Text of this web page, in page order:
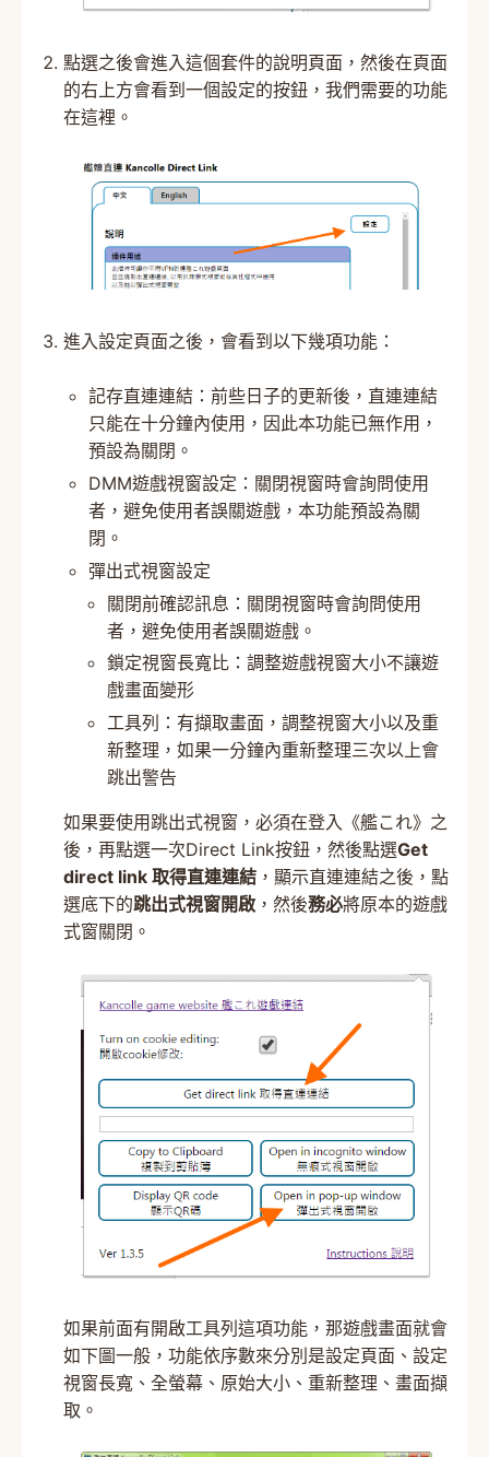
點選之後會進入這個套件的說明頁面，然後在頁面
的右上方會看到一個設定的按鈕，我們需要的功能
在這裡。
進入設定頁面之後，會看到以下幾項功能：
記存直連連結：前些日子的更新後，直連連結
只能在十分鐘內使用，因此本功能已無作用，
預設為關閉。
DMM遊戲視窗設定：關閉視窗時會詢問使用
者，避免使用者誤關遊戲，本功能預設為關
閉。
彈出式視窗設定
關閉前確認訊息：關閉視窗時會詢問使用
者，避免使用者誤關遊戲。
鎖定視窗長寬比：調整遊戲視窗大小不讓遊
戲畫面變形
工具列：有擷取畫面，調整視窗大小以及重
新整理，如果一分鐘內重新整理三次以上會
跳出警告
如果要使用跳出式視窗，必須在登入《艦これ》之
後，再點選一次Direct Link按鈕，然後點選Get
direct link 取得直連連結 ，顯示直連連結之後，點
選底下的跳出式視窗開啟 ，然後務必將原本的遊戲
式窗關閉。
如果前面有開啟工具列這項功能，那遊戲畫面就會
如下圖一般，功能依序數來分別是設定頁面、設定
視窗長寬、全螢幕、原始大小、重新整理、畫面擷
取。